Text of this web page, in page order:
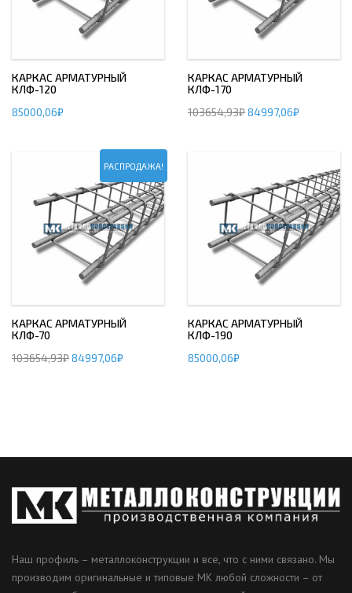
КАРКАС АРМАТУРНЫЙ
КЛФ-120
85000,06₽
КАРКАС АРМАТУРНЫЙ
КЛФ-170
103654,93₽84997,06₽
РАСПРОДАЖА!
КАРКАС АРМАТУРНЫЙ
КЛФ-70
103654,93₽84997,06₽
КАРКАС АРМАТУРНЫЙ
КЛФ-190
85000,06₽
Наш профиль – металлоконструкции и все, что с ними связано. Мы
производим оригинальные и типовые МК любой сложности – от